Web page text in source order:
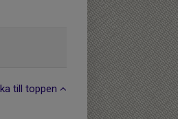
till toppen